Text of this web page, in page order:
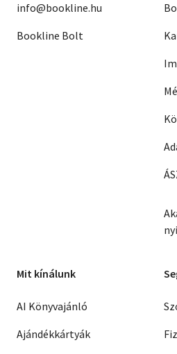
info@bookline.hu
Bookline Bolt
Mit kínálunk
AI Könyvajánló
Ajándékkártyák